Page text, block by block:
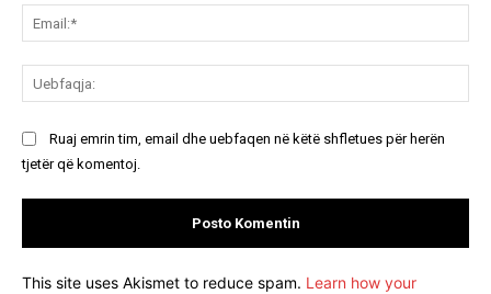
Ruaj emrin tim, email dhe uebfaqen në këtë shfletues për herën
tjetër që komentoj.
This site uses Akismet to reduce spam. Learn how your